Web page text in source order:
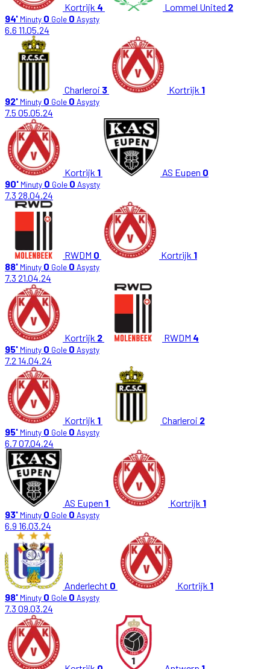
Kortrijk 4 Lommel United 2
94' Minuty 0 Gole 0 Asysty
6.6 11.05.24
Charleroi 3 Kortrijk 1
92' Minuty 0 Gole 0 Asysty
7.5 05.05.24
Kortrijk 1 AS Eupen 0
90' Minuty 0 Gole 0 Asysty
7.3 28.04.24
RWDM 0 Kortrijk 1
88' Minuty 0 Gole 0 Asysty
7.3 21.04.24
Kortrijk 2 RWDM 4
95' Minuty 0 Gole 0 Asysty
7.2 14.04.24
Kortrijk 1 Charleroi 2
95' Minuty 0 Gole 0 Asysty
6.707.04.24
AS Eupen 1 Kortrijk 1
93' Minuty 0 Gole 0 Asysty
6.9 16.03.24
Anderlecht 0 Kortrijk 1
98' Minuty 0 Gole 0 Asysty
7.3 09.03.24